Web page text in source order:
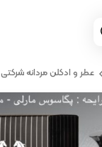
عطر و ادکلن مردانه شرکتی